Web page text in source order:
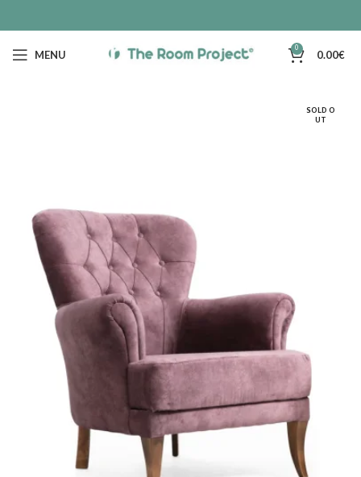
MENU 0 0.00€
SOLD O
UT